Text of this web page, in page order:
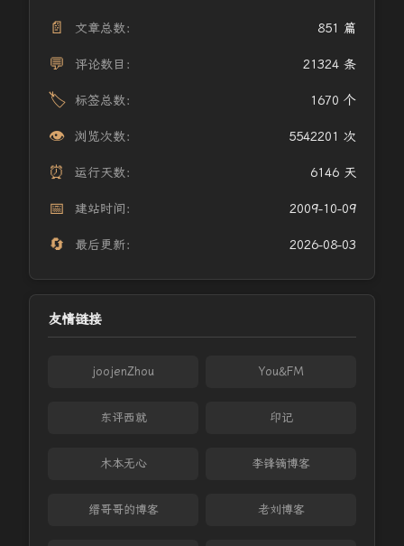
📄 文章总数： 851 篇
💬 评论数目： 21324 条
🏷️ 标签总数： 1670 个
👁️ 浏览次数： 5542201 次
⏰ 运行天数： 6146 天
📅 建站时间： 2009-10-09
🔄 最后更新： 2026-08-03
友情链接
joojenZhou You&FM
东评西就 印记
木本无心 李锋镝博客
缙哥哥的博客 老刘博客